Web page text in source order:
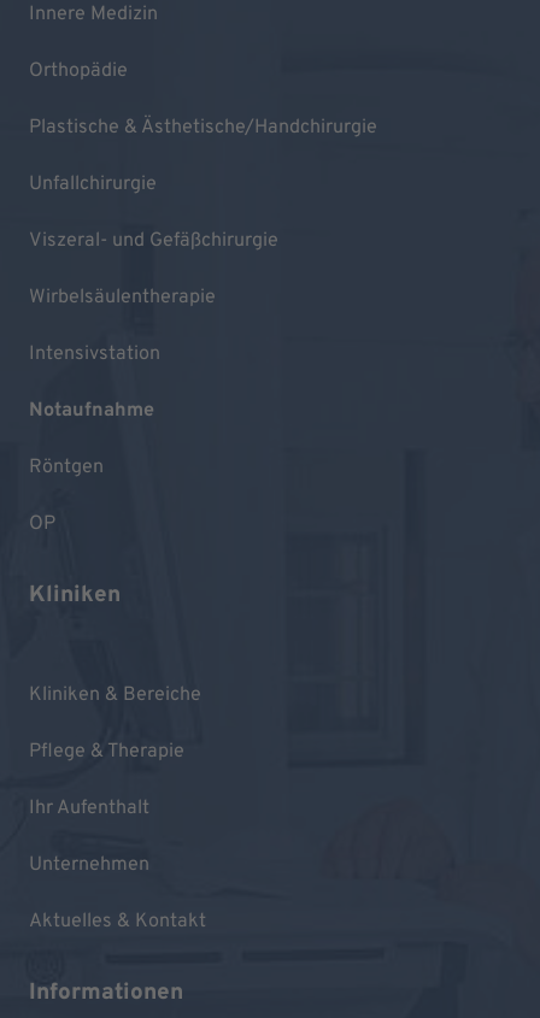
Innere Medizin
Orthopädie
Plastische & Ästhetische/Handchirurgie
Unfallchirurgie
Viszeral- und Gefäßchirurgie
Wirbelsäulentherapie
Intensivstation
Notaufnahme
Röntgen
OP
Kliniken
Kliniken & Bereiche
Pflege & Therapie
Ihr Aufenthalt
Unternehmen
Aktuelles & Kontakt
Informationen